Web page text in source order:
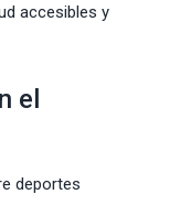
accesibles y
el
deportes